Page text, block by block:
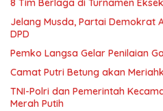
8 Tim Berlaga di Turnamen
Jelang Musda, Partai Demokrat
DPD
Pemko Langsa Gelar Penilaian
Camat Putri Betung akan
TNI-Polri dan Pemerintah
Merah Putih